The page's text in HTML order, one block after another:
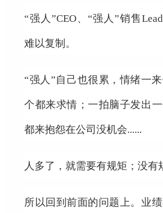
“强人”CEO、“强人”销售
难以复制。
“强人”自己也很累，情绪一
个都来求情；一拍脑子发出
都来抱怨在公司没机会......
人多了，就需要有规矩；没有
所以回到前面的问题上。业